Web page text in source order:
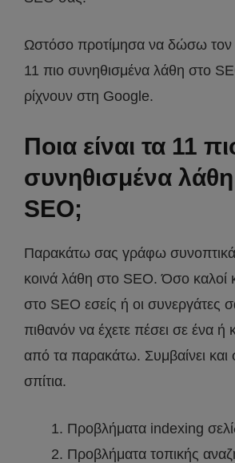
Ωστόσο προτίμησα να δώσω τον
11 πιο συνηθισμένα λάθη στο
ρίχνουν στη Google.
Ποια είναι τα 11
συνηθισμένα
SEO;
Παρακάτω σας γράφω συνοπτικά
κοινά λάθη στο SEO. Όσο καλοί
στο SEO εσείς ή οι συνεργάτες
πιθανόν να έχετε πέσει σε ένα ή
από τα παρακάτω. Συμβαίνει και
σπίτια.
Προβλήματα indexing
Προβλήματα τοπικής